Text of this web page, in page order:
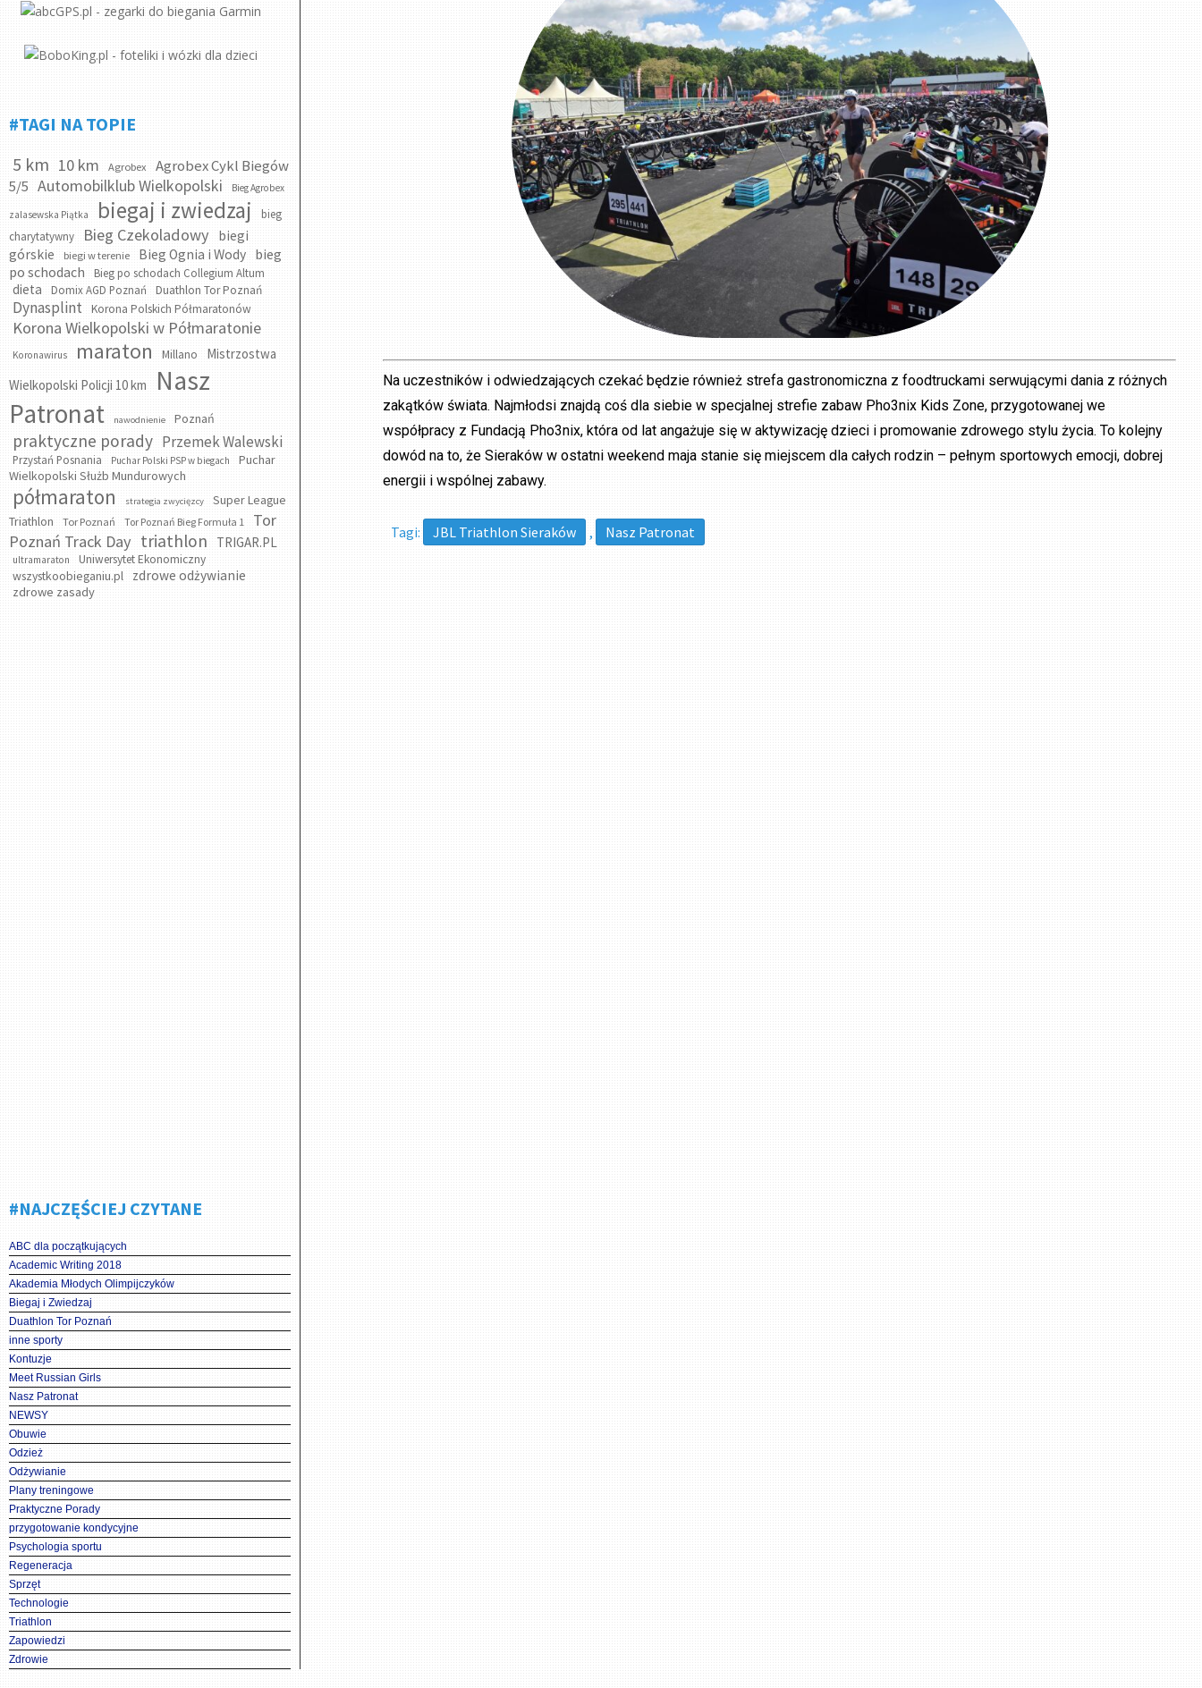
#TAGI NA TOPIE
5 km 10 km Agrobex
Agrobex Cykl Biegów
5/5 Automobilklub Wielkopolski Bieg Agrobex
zalasewska Piątka biegaj i zwiedzaj
bieg
charytatywny
Bieg Czekoladowy
biegi
górskie
biegi w terenie Bieg Ognia i Wody bieg
po schodach
Bieg po schodach Collegium Altum
dieta Domix AGD Poznań Duathlon Tor Poznań
Dynasplint Korona Polskich Półmaratonów
Korona Wielkopolski w Półmaratonie
Koronawirus maraton Millano
Mistrzostwa
Wielkopolski Policji 10 km
Nasz
Patronat
nawodnienie Poznań
praktyczne porady Przemek Walewski
Przystań Posnania Puchar Polski PSP w biegach
Puchar
Wielkopolski Służb Mundurowych
półmaraton strategia zwycięzcy
Super League
Triathlon
Tor Poznań Tor Poznań Bieg Formuła 1
Tor
Poznań Track Day triathlon TRIGAR.PL
ultramaraton Uniwersytet Ekonomiczny
wszystkoobieganiu.pl zdrowe odżywianie
zdrowe zasady
#NAJCZĘŚCIEJ CZYTANE
ABC dla początkujących
Academic Writing 2018
Akademia Młodych Olimpijczyków
Biegaj i Zwiedzaj
Duathlon Tor Poznań
inne sporty
Kontuzje
Meet Russian Girls
Nasz Patronat
NEWSY
Obuwie
Odzież
Odżywianie
Plany treningowe
Praktyczne Porady
przygotowanie kondycyjne
Psychologia sportu
Regeneracja
Sprzęt
Technologie
Triathlon
Zapowiedzi
Zdrowie
Na uczestników i odwiedzających czekać będzie również strefa gastronomiczna z foodtruckami serwującymi dania z różnych
zakątków świata. Najmłodsi znajdą coś dla siebie w specjalnej strefie zabaw Pho3nix Kids Zone, przygotowanej we
współpracy z Fundacją Pho3nix, która od lat angażuje się w aktywizację dzieci i promowanie zdrowego stylu życia. To kolejny
dowód na to, że Sieraków w ostatni weekend maja stanie się miejscem dla całych rodzin – pełnym sportowych emocji, dobrej
energii i wspólnej zabawy.
Tagi: JBL Triathlon Sieraków , Nasz Patronat